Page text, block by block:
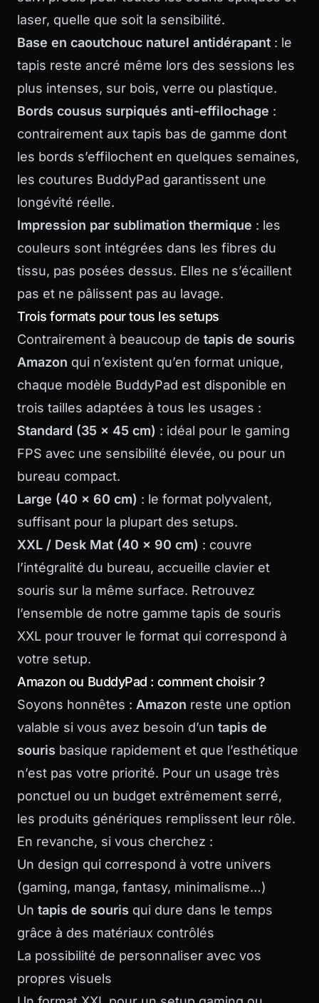
laser, quelle que soit la sensibilité.
Base en caoutchouc naturel antidérapant : le
tapis reste ancré même lors des sessions les
plus intenses, sur bois, verre ou plastique.
Bords cousus surpiqués anti-effilochage :
contrairement aux tapis bas de gamme dont
les bords s’effilochent en quelques semaines,
les coutures BuddyPad garantissent une
longévité réelle.
Impression par sublimation thermique : les
couleurs sont intégrées dans les fibres du
tissu, pas posées dessus. Elles ne s’écaillent
pas et ne pâlissent pas au lavage.
Trois formats pour tous les setups
Contrairement à beaucoup de tapis de souris
Amazon qui n’existent qu’en format unique,
chaque modèle BuddyPad est disponible en
trois tailles adaptées à tous les usages :
Standard (35 x 45 cm) : idéal pour le gaming
FPS avec une sensibilité élevée, ou pour un
bureau compact.
Large (40 x 60 cm) : le format polyvalent,
suffisant pour la plupart des setups.
XXL / Desk Mat (40 x 90 cm) : couvre
l’intégralité du bureau, accueille clavier et
souris sur la même surface. Retrouvez
l’ensemble de notre gamme tapis de souris
XXL pour trouver le format qui correspond à
votre setup.
Amazon ou BuddyPad : comment choisir ?
Soyons honnêtes : Amazon reste une option
valable si vous avez besoin d’un tapis de
souris basique rapidement et que l’esthétique
n’est pas votre priorité. Pour un usage très
ponctuel ou un budget extrêmement serré,
les produits génériques remplissent leur rôle.
En revanche, si vous cherchez :
Un design qui correspond à votre univers
(gaming, manga, fantasy, minimalisme…)
Un tapis de souris qui dure dans le temps
grâce à des matériaux contrôlés
La possibilité de personnaliser avec vos
propres visuels